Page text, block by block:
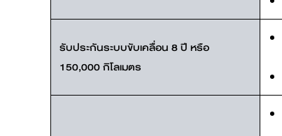
รับประกันระบบขับเคลื่อน 8 ปี หรือ
150,000 กิโลเมตร